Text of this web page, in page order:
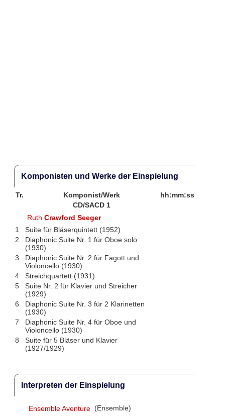
Komponisten und Werke der Einspielung
Tr. Komponist/Werk
hh:mm:ss
CD/SACD 1
RuthCrawford Seeger
1
Suite für Bläserquintett (1952)
2
Diaphonic Suite Nr. 1 für Oboe solo
(1930)
3
Diaphonic Suite Nr. 2 für Fagott und
Violoncello (1930)
4
Streichquartett (1931)
5
Suite Nr. 2 für Klavier und Streicher
(1929)
6
Diaphonic Suite Nr. 3 für 2 Klarinetten
(1930)
7
Diaphonic Suite Nr. 4 für Oboe und
Violoncello (1930)
8
Suite für 5 Bläser und Klavier
(1927/1929)
Interpreten der Einspielung
Ensemble Aventure (Ensemble)